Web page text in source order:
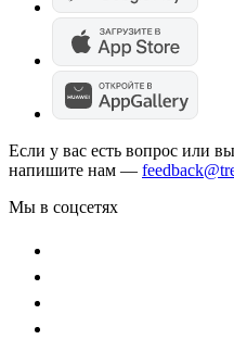
Если у вас есть вопрос или
напишите нам —
Мы в соцсетях